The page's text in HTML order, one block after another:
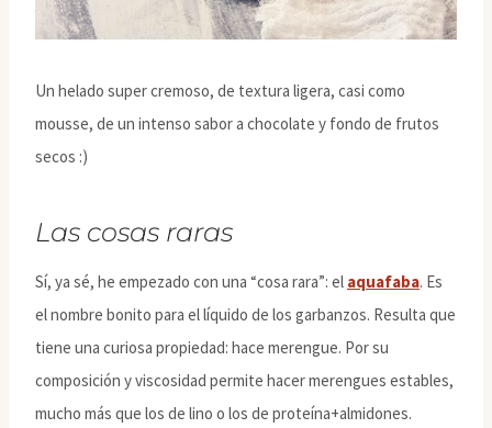
Un helado super cremoso, de textura ligera, casi como
mousse, de un intenso sabor a chocolate y fondo de frutos
secos :)
Las cosas raras
Sí, ya sé, he empezado con una “cosa rara”: el aquafaba. Es
el nombre bonito para el líquido de los garbanzos. Resulta que
tiene una curiosa propiedad: hace merengue. Por su
composición y viscosidad permite hacer merengues estables,
mucho más que los de lino o los de proteína+almidones.